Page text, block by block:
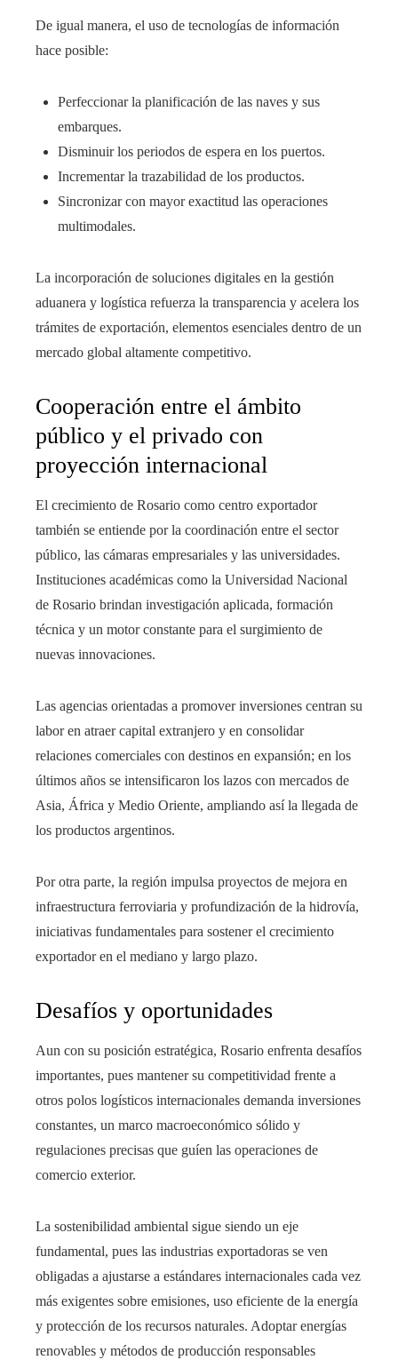
De igual manera, el uso de tecnologías de información
hace posible:
Perfeccionar la planificación de las naves y sus
embarques.
Disminuir los periodos de espera en los puertos.
Incrementar la trazabilidad de los productos.
Sincronizar con mayor exactitud las operaciones
multimodales.
La incorporación de soluciones digitales en la gestión
aduanera y logística refuerza la transparencia y acelera los
trámites de exportación, elementos esenciales dentro de un
mercado global altamente competitivo.
Cooperación entre el ámbito
público y el privado con
proyección internacional
El crecimiento de Rosario como centro exportador
también se entiende por la coordinación entre el sector
público, las cámaras empresariales y las universidades.
Instituciones académicas como la Universidad Nacional
de Rosario brindan investigación aplicada, formación
técnica y un motor constante para el surgimiento de
nuevas innovaciones.
Las agencias orientadas a promover inversiones centran su
labor en atraer capital extranjero y en consolidar
relaciones comerciales con destinos en expansión; en los
últimos años se intensificaron los lazos con mercados de
Asia, África y Medio Oriente, ampliando así la llegada de
los productos argentinos.
Por otra parte, la región impulsa proyectos de mejora en
infraestructura ferroviaria y profundización de la hidrovía,
iniciativas fundamentales para sostener el crecimiento
exportador en el mediano y largo plazo.
Desafíos y oportunidades
Aun con su posición estratégica, Rosario enfrenta desafíos
importantes, pues mantener su competitividad frente a
otros polos logísticos internacionales demanda inversiones
constantes, un marco macroeconómico sólido y
regulaciones precisas que guíen las operaciones de
comercio exterior.
La sostenibilidad ambiental sigue siendo un eje
fundamental, pues las industrias exportadoras se ven
obligadas a ajustarse a estándares internacionales cada vez
más exigentes sobre emisiones, uso eficiente de la energía
y protección de los recursos naturales. Adoptar energías
renovables y métodos de producción responsables